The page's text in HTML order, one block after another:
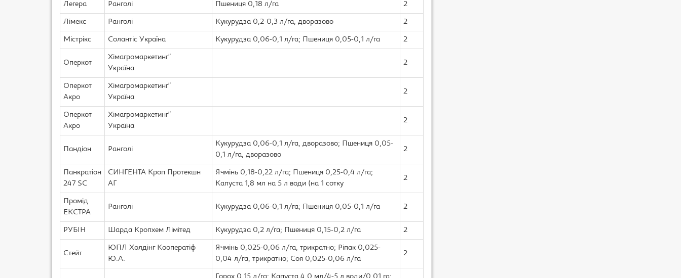
Легера Ранголі Пшениця 0,18 л/га 2
Лімекс Ранголі Кукурудза 0,2-0,3 л/га, дворазово 2
Містрікс Солантіс Україна Кукурудза 0,06-0,1 л/га; Пшениця 0,05-0,1 л/га 2
Оперкот
Хімагромаркетинг”
Україна
2
Оперкот
Акро
Хімагромаркетинг”
Україна
2
Оперкот
Акро
Хімагромаркетинг”
Україна
2
Пандіон Ранголі
Кукурудза 0,06-0,1 л/га, дворазово; Пшениця 0,05-
0,1 л/га, дворазово
2
Панкратіон
247 SC
СИНГЕНТА Кроп Протекшн
АГ
Ячмінь 0,18-0,22 л/га; Пшениця 0,25-0,4 л/га;
Капуста 1,8 мл на 5 л води (на 1 сотку
2
Промід
ЕКСТРА
Ранголі Кукурудза 0,06-0,1 л/га; Пшениця 0,05-0,1 л/га 2
РУБІН Шарда Кропхем Лімітед Кукурудза 0,2 л/га; Пшениця 0,15-0,2 л/га 2
Стейт
ЮПЛ Холдінг Кооператіф
Ю.А.
Ячмінь 0,025-0,06 л/га, трикратно; Ріпак 0,025-
0,04 л/га, трикратно; Соя 0,025-0,06 л/га
2